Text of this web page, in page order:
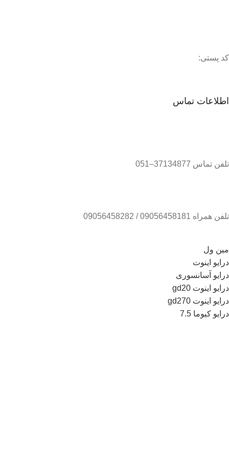
کد پستی:
اطلاعات تماس
تلفن تماس 37134877–051
تلفن همراه 09056458181 / 09056458282
مین ول
درایو اینوت
درایو آسانسوری
درایو اینوت gd20
درایو اینوت gd270
درایو کیوما 7.5